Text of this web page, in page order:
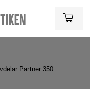
Partner 350